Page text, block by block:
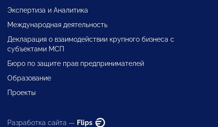
Экспертиза и Аналитика
Международная деятельность
Декларация о взаимодействии крупного бизнеса с
субъектами МСП
Бюро по защите прав предпринимателей
Образование
Проекты
Разработка сайта — Flips